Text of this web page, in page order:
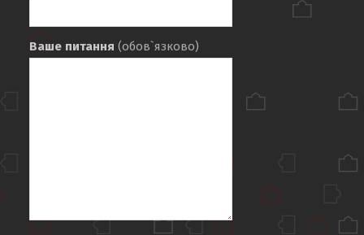
Ваше питання (обов`язково)